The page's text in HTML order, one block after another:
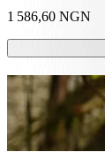
1 586,60 NGN
Déplacez-vous à
Télécharger